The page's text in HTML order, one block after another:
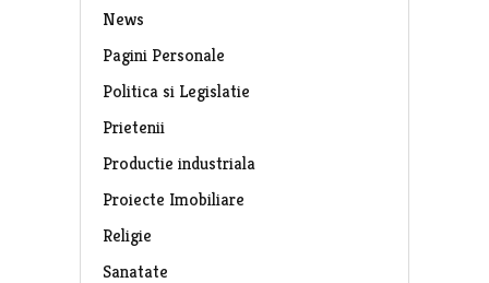
News
Pagini Personale
Politica si Legislatie
Prietenii
Productie industriala
Proiecte Imobiliare
Religie
Sanatate